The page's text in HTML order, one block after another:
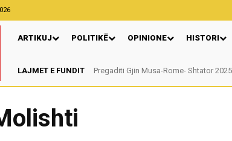
ARTIKUJ POLITIKË OPINIONE HISTORI
LAJMET E FUNDIT Pregaditi Gjin Musa-Rome- Shtator 2025
Nga: Ndue Dedaj